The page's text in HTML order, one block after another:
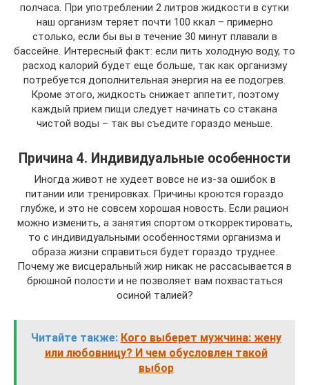
полчаса. При употреблении 2 литров жидкости в сутки
наш организм теряет почти 100 ккал – примерно
столько, если бы вы в течение 30 минут плавали в
бассейне. Интересный факт: если пить холодную воду, то
расход калорий будет еще больше, так как организму
потребуется дополнительная энергия на ее подогрев.
Кроме этого, жидкость снижает аппетит, поэтому
каждый прием пищи следует начинать со стакана
чистой воды – так вы съедите гораздо меньше.
Причина 4. Индивидуальные особенности
Иногда живот не худеет вовсе не из-за ошибок в
питании или тренировках. Причины кроются гораздо
глубже, и это не совсем хорошая новость. Если рацион
можно изменить, а занятия спортом откорректировать,
то с индивидуальными особенностями организма и
образа жизни справиться будет гораздо труднее.
Почему же висцеральный жир никак не рассасывается в
брюшной полости и не позволяет вам похвастаться
осиной талией?
Читайте также: Кого выберет мужчина: жену
или любовницу? И чем обусловлен такой
выбор